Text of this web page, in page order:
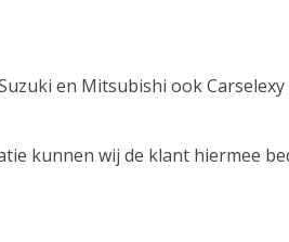
en Mitsubishi ook Carselexy
kunnen wij de klant hiermee